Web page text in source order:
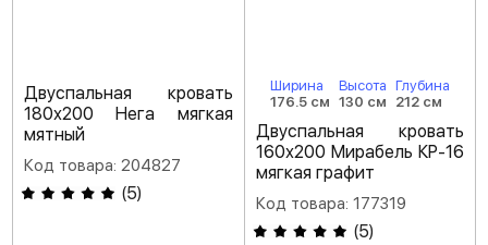
Двуспальная кровать
180х200 Нега мягкая
мятный
Код товара: 204827
(5)
Ширина
176.5 см
Высота
130 см
Глубина
212 см
Двуспальная кровать
160х200 Мирабель КР-16
мягкая графит
Код товара: 177319
(5)